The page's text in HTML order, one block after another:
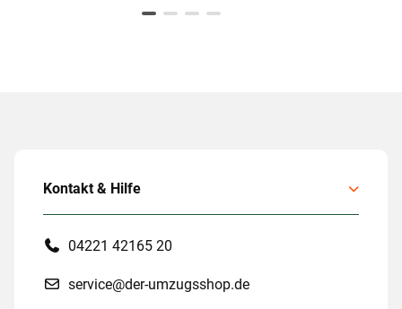
Kontakt & Hilfe
04221 42165 20
service@der-umzugsshop.de